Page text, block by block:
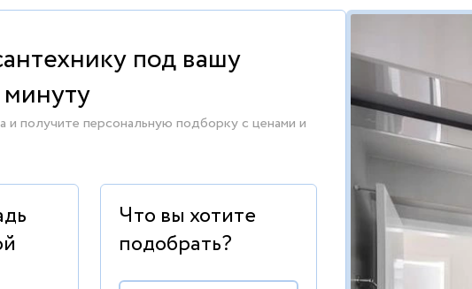
под вашу
и получите персональную подборку с ценами и
Что вы хотите
подобрать?